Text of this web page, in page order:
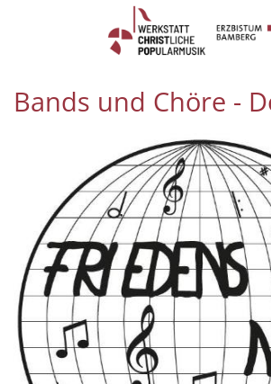
Zum Inhalt springen
Bands und Chöre -